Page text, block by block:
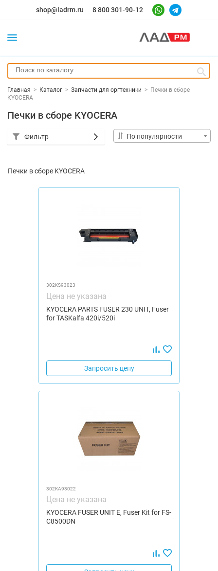
shop@ladrm.ru 8 800 301-90-12
Главная > Каталог > Запчасти для оргтехники > Печки в сборе
KYOCERA
Печки в сборе KYOCERA
Фильтр По популярности
Печки в сборе KYOCERA
302KS93023
Цена не указана
KYOCERA PARTS FUSER 230 UNIT, Fuser
for TASKalfa 420i/520i
Запросить цену
302KA93022
Цена не указана
KYOCERA FUSER UNIT E, Fuser Kit for FS-
C8500DN